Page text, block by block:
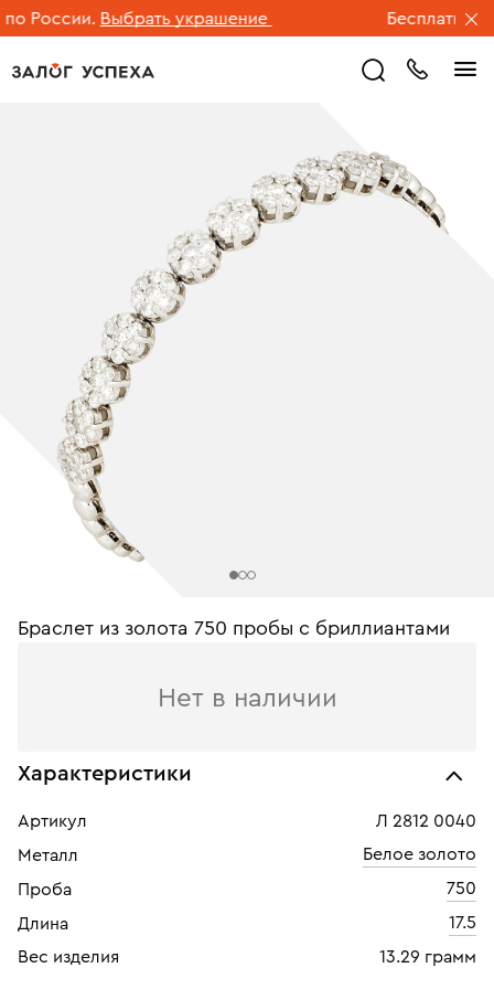
России. Выбрать украшение Бесплатная
Браслет из золота 750 пробы с бриллиантами
Нет в наличии
Характеристики
Артикул
Л 2812 0040
Металл
Белое золото
Проба
750
Длина
17.5
Вес изделия
13.29 грамм